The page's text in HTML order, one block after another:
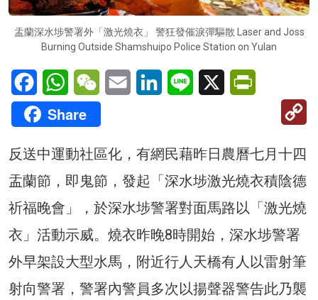
盂蘭深水埗警署外「激光燒衣」 警狂發催淚彈驅散 Laser and Joss
Burning Outside Shamshuipo Police Station on Yulan
FacebookWhatsAppWeChatEmail LinkedInLine X
Share
反送中運動社區化，有網民藉昨日農曆七月十四
盂蘭節，即鬼節，發起「深水埗激光燒衣積陰德
祈福晚會」，於深水埗警署對面馬路以「激光燒
衣」活動示威。燒衣昨晚8時開始，深水埗警署
外早架設大型水馬，附近行人天橋有人以雷射筆
射向警署，警署內警員多次以揚聲器警告此乃襲